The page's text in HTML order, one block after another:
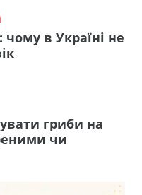
чому в Україні не
гриби на
чи